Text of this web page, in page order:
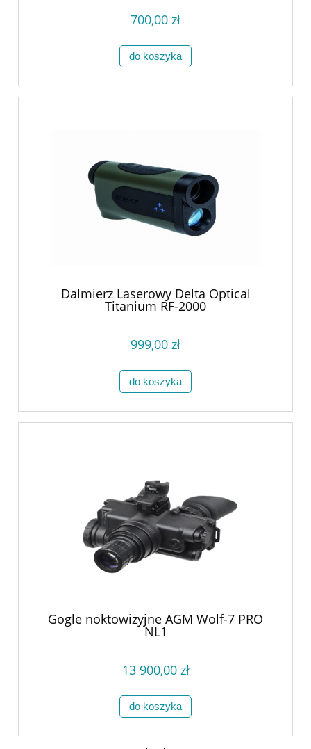
700,00 zł
do koszyka
Dalmierz Laserowy Delta Optical
Titanium RF-2000
999,00 zł
do koszyka
Gogle noktowizyjne AGM Wolf-7 PRO
NL1
13 900,00 zł
do koszyka